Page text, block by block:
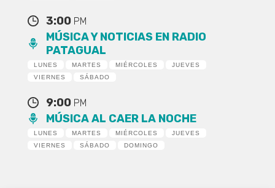
3:00 PM
MÚSICA Y NOTICIAS EN RADIO
PATAGUAL
LUNES MARTES MIÉRCOLES
JUEVES
VIERNES
SÁBADO
9:00 PM
MÚSICA AL CAER LA NOCHE
LUNES MARTES MIÉRCOLES
JUEVES
VIERNES
SÁBADO DOMINGO